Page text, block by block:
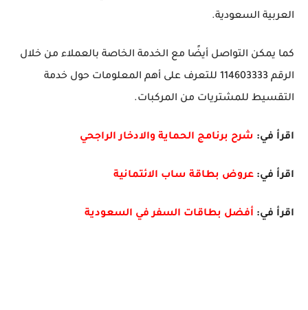
العربية السعودية.
كما يمكن التواصل أيضًا مع الخدمة الخاصة بالعملاء من خلال
الرقم 114603333 للتعرف على أهم المعلومات حول خدمة
التقسيط للمشتريات من المركبات.
اقرأ في: شرح برنامج الحماية والادخار الراجحي
اقرأ في: عروض بطاقة ساب الائتمانية
اقرأ في: أفضل بطاقات السفر في السعودية